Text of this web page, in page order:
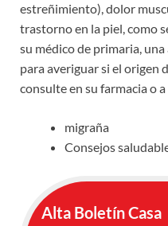
estreñimiento), dolor
trastorno en la piel, como
su médico de primaria,
para averiguar si el origen
consulte en su farmacia o
migraña
Consejos
Alta Boletín Casa